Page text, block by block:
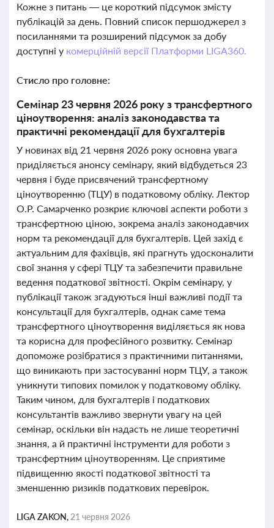
Кожне з питань — це короткий підсумок змісту
публікацій за день. Повний список першоджерел з
посиланнями та розширений підсумок за добу
доступні у комерційній версії Платформи LIGA360.
Стисло про головне:
Семінар 23 червня 2026 року з трансфертного
ціноутворення: аналіз законодавства та
практичні рекомендації для бухгалтерів
У новинах від 21 червня 2026 року основна увага
приділяється анонсу семінару, який відбудеться 23
червня і буде присвячений трансфертному
ціноутворенню (ТЦУ) в податковому обліку. Лектор
О.Р. Самарченко розкриє ключові аспекти роботи з
трансфертною ціною, зокрема аналіз законодавчих
норм та рекомендації для бухгалтерів. Цей захід є
актуальним для фахівців, які прагнуть удосконалити
свої знання у сфері ТЦУ та забезпечити правильне
ведення податкової звітності. Окрім семінару, у
публікації також згадуються інші важливі події та
консультації для бухгалтерів, однак саме тема
трансфертного ціноутворення виділяється як нова
та корисна для професійного розвитку. Семінар
допоможе розібратися з практичними питаннями,
що виникають при застосуванні норм ТЦУ, а також
уникнути типових помилок у податковому обліку.
Таким чином, для бухгалтерів і податкових
консультантів важливо звернути увагу на цей
семінар, оскільки він надасть не лише теоретичні
знання, а й практичні інструменти для роботи з
трансфертним ціноутворенням. Це сприятиме
підвищенню якості податкової звітності та
зменшенню ризиків податкових перевірок.
LIGA ZAKON, 21 червня 2026